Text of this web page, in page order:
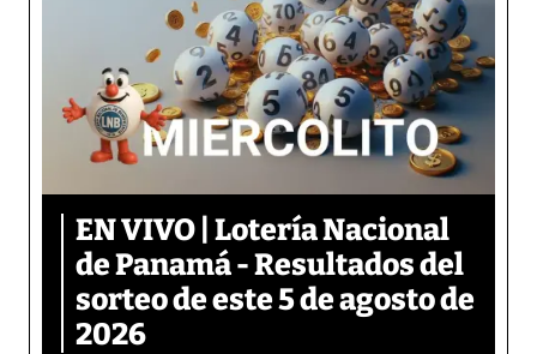
EN VIVO | Lotería Nacional
de Panamá - Resultados del
sorteo de este 5 de agosto de
2026